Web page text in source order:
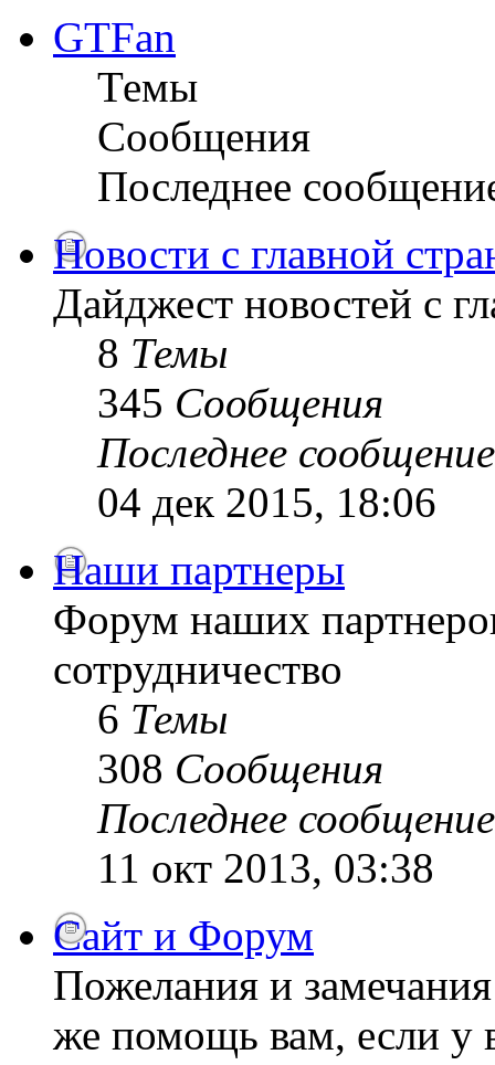
GTFan
Темы
Сообщения
Последнее
Новости с главной
Дайджест новостей с
8 Темы
345 Сообщения
Последнее сообщение
04 дек 2015, 18:06
Наши партнеры
Форум наших
сотрудничество
6 Темы
308 Сообщения
Последнее сообщение
11 окт 2013, 03:38
Сайт и Форум
Пожелания и
же помощь вам, если у